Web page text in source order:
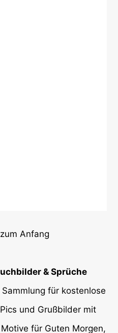
Anfang
& Sprüche
für kostenlose
und Grußbilder mit
für Guten Morgen,